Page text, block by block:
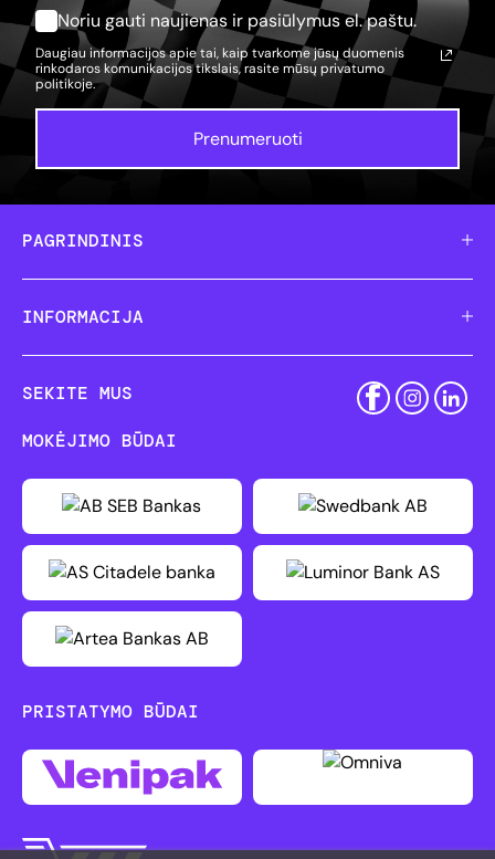
Noriu gauti naujienas ir pasiūlymus el. paštu.
Daugiau informacijos apie tai, kaip tvarkome jūsų duomenis
rinkodaros komunikacijos tikslais, rasite mūsų privatumo
politikoje.
Prenumeruoti
PAGRINDINIS
INFORMACIJA
SEKITE MUS
MOKĖJIMO BŪDAI
PRISTATYMO BŪDAI